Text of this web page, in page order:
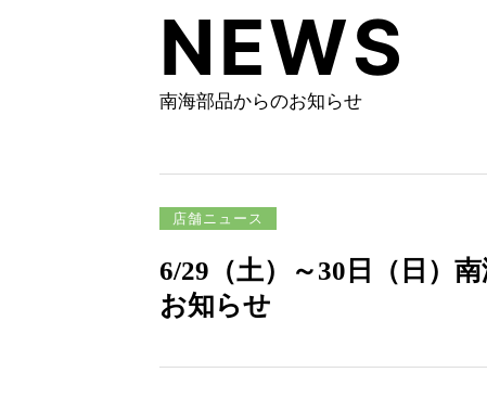
NEWS
南海部品からのお知らせ
店舗ニュース
6/29（土）～30日（日）
お知らせ